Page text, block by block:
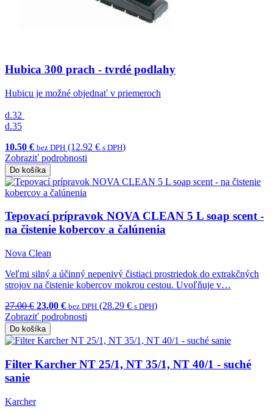
Hubica 300 prach - tvrdé podlahy
Hubicu je možné objednať v priemeroch
d.32
d.35
10.50 € bez DPH (12.92 € s DPH)
Zobraziť podrobnosti
Do košíka
Tepovací prípravok NOVA CLEAN 5 L soap scent -
na čistenie kobercov a čalúnenia
Nova Clean
Veľmi silný a účinný nepenivý čistiaci prostriedok do extrakčných
strojov na čistenie kobercov mokrou cestou. Uvoľňuje v…
27.00 € 23.00 € bez DPH (28.29 € s DPH)
Zobraziť podrobnosti
Do košíka
Filter Karcher NT 25/1, NT 35/1, NT 40/1 - suché
sanie
Karcher